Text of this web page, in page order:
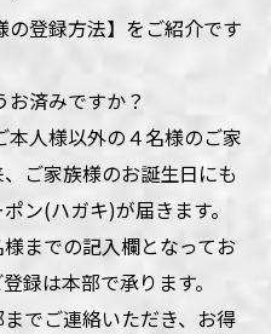
登録方法】をご紹介です
済みですか？
人様以外の４名様のご家
ご家族様のお誕生日にも
ン(ハガキ)が届きます。
までの記入欄となってお
録は本部で承ります。
でご連絡いただき、お得